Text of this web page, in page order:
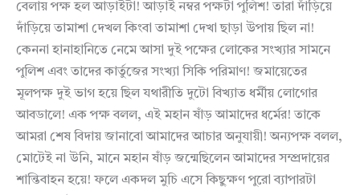
বেলায় পক্ষ হল আড়াইটা! আড়াই নম্বর পক্ষটা পুলিশ! তারা দাঁড়িয়ে
দাঁড়িয়ে তামাশা দেখল কিংবা তামাশা দেখা ছাড়া উপায় ছিল না!
কেননা হানাহানিতে নেমে আসা দুই পক্ষের লোকের সংখ্যার সামনে
পুলিশ এবং তাদের কার্তুজের সংখ্যা সিকি পরিমাণ! জমায়েতের
মূলপক্ষ দুই ভাগ হয়ে ছিল যথারীতি দুটো বিখ্যাত ধর্মীয় লোগোর
আবডালে! এক পক্ষ বলল, এই মহান ষাঁড় আমাদের ধর্মের! তাকে
আমরা শেষ বিদায় জানাবো আমাদের আচার অনুযায়ী! অন্যপক্ষ বলল,
মোটেই না উনি, মানে মহান ষাঁড় জন্মেছিলেন আমাদের সম্প্রদায়ের
শান্তিবাহন হয়ে! ফলে একদল মুচি এসে কিছুক্ষণ পুরো ব্যাপারটা